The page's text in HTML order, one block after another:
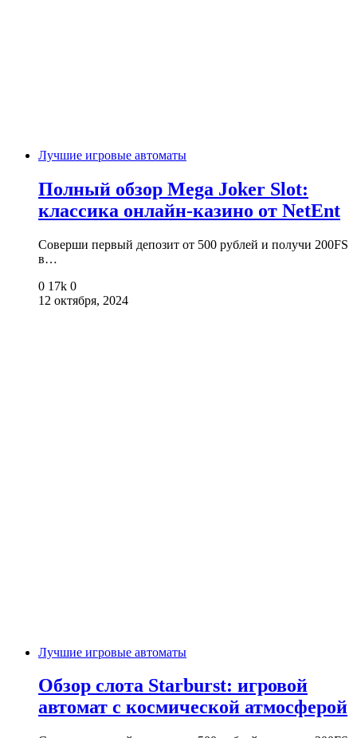
Лучшие игровые автоматы
Полный обзор Mega Joker Slot:
классика онлайн-казино от NetEnt
Соверши первый депозит от 500 рублей и получи 200FS
в…
0 17k 0
12 октября, 2024
Лучшие игровые автоматы
Обзор слота Starburst: игровой
автомат с космической атмосферой